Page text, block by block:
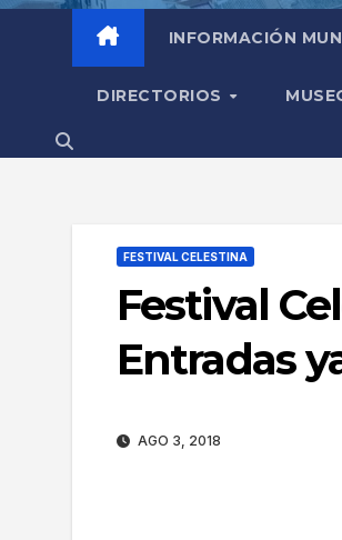
INFORMACIÓN
DIRECTORIOS
FESTIVAL CELESTINA
Festival
Entradas
AGO 3, 2018